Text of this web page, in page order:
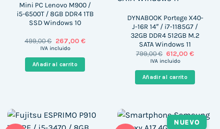
Mini PC Lenovo M900 /
i5-6500T / 8GB DDR4 1TB
SSD Windows 10
499,00€ El
precio
era:
499,00 €.
267,00 €El
es:
IVA incluido
Añadir al carrito
DYNABOOK Portege X40-
J-16R 14″ / i7-1185G7 /
32GB DDR4 512GB M.2
SATA Windows 11
799,00€ El
precio
era:
799,00 €.
612,00€El
es:
IVA incluido
Añadir al carrito
NUEVO